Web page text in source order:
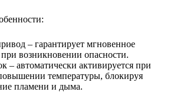
– гарантирует мгновенное
возникновении опасности.
– автоматически активируется при
температуры, блокируя
пламени и дыма.